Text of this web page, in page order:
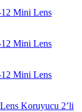
Koruyucu 2’li